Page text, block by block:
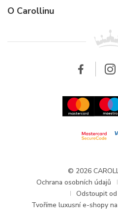
Breitling
Pro firmy
Velkoobchod
O Carollinu
Velkoobchod
O společnosti Carollinum
Aktuality a oznámení
© 2026
Ochrana osobních údajů
Odstoupit
Tvoříme luxusní e-shopy